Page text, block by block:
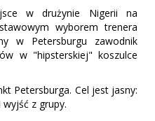
w drużynie Nigerii na
wyborem trenera
w Petersburgu zawodnik
w "hipsterskiej" koszulce
Petersburga. Cel jest jasny:
z grupy.